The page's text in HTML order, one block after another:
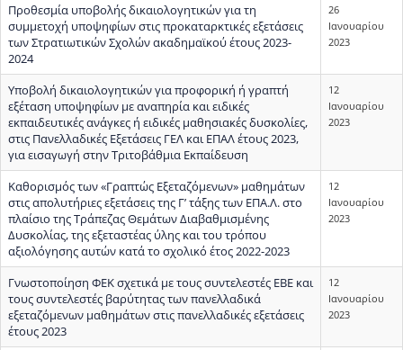
Προθεσμία υποβολής δικαιολογητικών για τη
συμμετοχή υποψηφίων στις προκαταρκτικές εξετάσεις
των Στρατιωτικών Σχολών ακαδημαϊκού έτους 2023-
2024
26
Ιανουαρίου
2023
Υποβολή δικαιολογητικών για προφορική ή γραπτή
εξέταση υποψηφίων με αναπηρία και ειδικές
εκπαιδευτικές ανάγκες ή ειδικές μαθησιακές δυσκολίες,
στις Πανελλαδικές Εξετάσεις ΓΕΛ και ΕΠΑΛ έτους 2023,
για εισαγωγή στην Τριτοβάθμια Εκπαίδευση
12
Ιανουαρίου
2023
Καθορισμός των «Γραπτώς Εξεταζόμενων» μαθημάτων
στις απολυτήριες εξετάσεις της Γ’ τάξης των ΕΠΑ.Λ. στο
πλαίσιο της Τράπεζας Θεμάτων Διαβαθμισμένης
Δυσκολίας, της εξεταστέας ύλης και του τρόπου
αξιολόγησης αυτών κατά το σχολικό έτος 2022-2023
12
Ιανουαρίου
2023
Γνωστοποίηση ΦΕΚ σχετικά με τους συντελεστές ΕΒΕ και
τους συντελεστές βαρύτητας των πανελλαδικά
εξεταζόμενων μαθημάτων στις πανελλαδικές εξετάσεις
έτους 2023
12
Ιανουαρίου
2023